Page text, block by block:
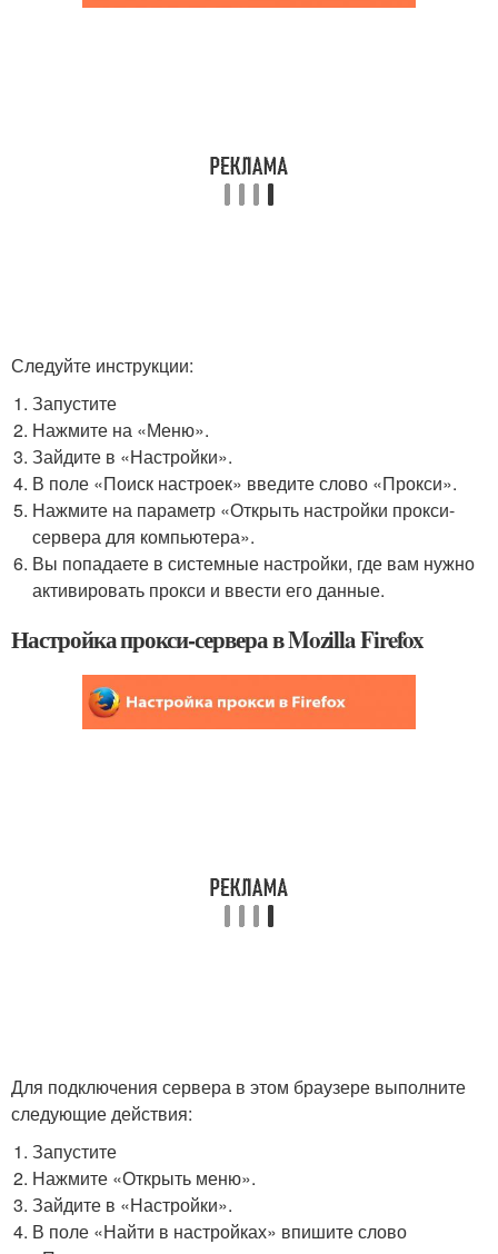
Следуйте инструкции:
Запустите
Нажмите на «Меню».
Зайдите в «Настройки».
В поле «Поиск настроек» введите слово «Прокси».
Нажмите на параметр «Открыть настройки прокси-
сервера для компьютера».
Вы попадаете в системные настройки, где вам нужно
активировать прокси и ввести его данные.
Настройка прокси-сервера в Mozilla Firefox
Для подключения сервера в этом браузере выполните
следующие действия:
Запустите
Нажмите «Открыть меню».
Зайдите в «Настройки».
В поле «Найти в настройках» впишите слово